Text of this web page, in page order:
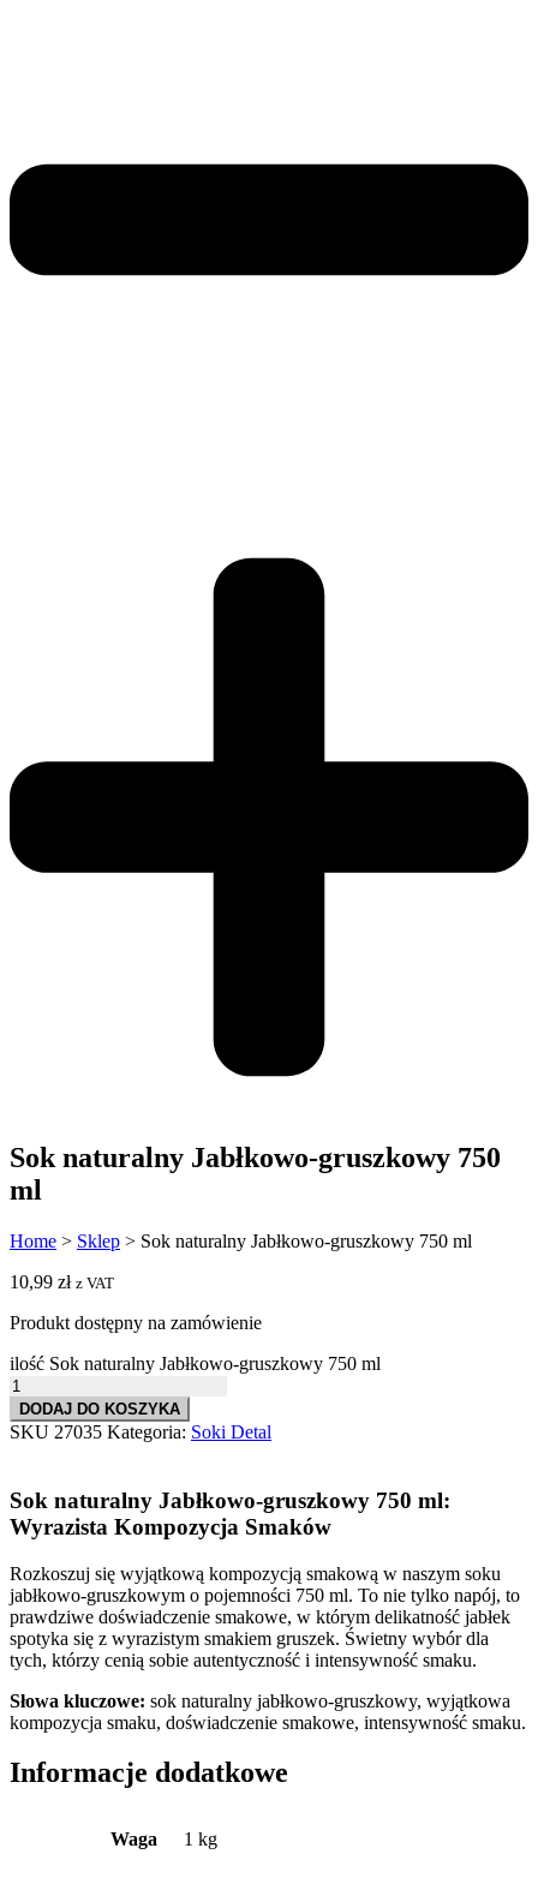
Sok naturalny Jabłkowo-gruszkowy 750
ml
Home > Sklep > Sok naturalny Jabłkowo-gruszkowy 750 ml
10,99 zł z VAT
Produkt dostępny na zamówienie
ilość Sok naturalny Jabłkowo-gruszkowy 750 ml
DODAJ DO KOSZYKA
SKU 27035 Kategoria: Soki Detal
Sok naturalny Jabłkowo-gruszkowy 750 ml:
Wyrazista Kompozycja Smaków
Rozkoszuj się wyjątkową kompozycją smakową w naszym soku
jabłkowo-gruszkowym o pojemności 750 ml. To nie tylko napój, to
prawdziwe doświadczenie smakowe, w którym delikatność jabłek
spotyka się z wyrazistym smakiem gruszek. Świetny wybór dla
tych, którzy cenią sobie autentyczność i intensywność smaku.
Słowa kluczowe: sok naturalny jabłkowo-gruszkowy, wyjątkowa
kompozycja smaku, doświadczenie smakowe, intensywność smaku.
Informacje dodatkowe
Waga 1 kg